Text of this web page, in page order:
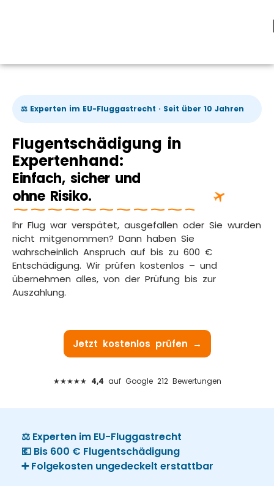
⚖️ Experten im EU-Fluggastrecht · Seit über 10 Jahren
Flugentschädigung in
Expertenhand:
Einfach, sicher und
ohne Risiko.
Ihr Flug war verspätet, ausgefallen oder Sie wurden
nicht mitgenommen? Dann haben Sie
wahrscheinlich Anspruch auf bis zu 600 €
Entschädigung. Wir prüfen kostenlos – und
übernehmen alles, von der Prüfung bis zur
Auszahlung.
Jetzt kostenlos prüfen →
★★★★★ 4,4 auf Google 212 Bewertungen
⚖️ Experten im EU-Fluggastrecht
💶 Bis 600 € Flugentschädigung
➕ Folgekosten ungedeckelt erstattbar